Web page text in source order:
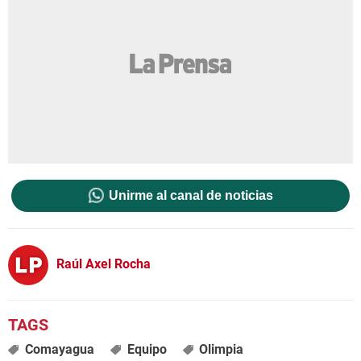
Unirme al canal de noticias
Raúl Axel Rocha
Comayagua Equipo Olimpia